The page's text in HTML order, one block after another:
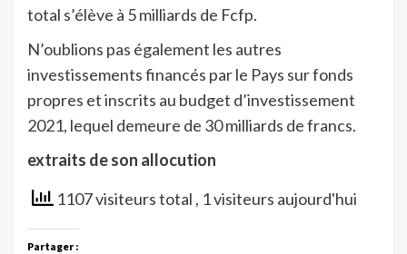
total s’élève à 5 milliards de Fcfp.
N’oublions pas également les autres
investissements financés par le Pays sur fonds
propres et inscrits au budget d’investissement
2021, lequel demeure de 30 milliards de francs.
extraits de son allocution
1107 visiteurs total , 1 visiteurs aujourd'hui
Partager :